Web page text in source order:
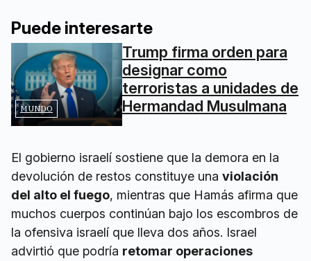
Puede interesarte
MUNDO
Trump firma orden para
designar como
terroristas a unidades de
Hermandad Musulmana
El gobierno israelí sostiene que la demora en la
devolución de restos constituye una violación
del alto el fuego, mientras que Hamás afirma que
muchos cuerpos continúan bajo los escombros de
la ofensiva israelí que lleva dos años. Israel
advirtió que podría retomar operaciones